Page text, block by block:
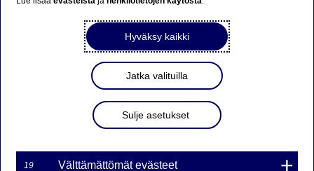
Stay on this page|Continue
Blogi
Kehysriihi on hallituksen
vedenjakaja
Hyväksy kaikki
Jatka valituilla
Sulje asetukset
19 Välttämättömät evästeet